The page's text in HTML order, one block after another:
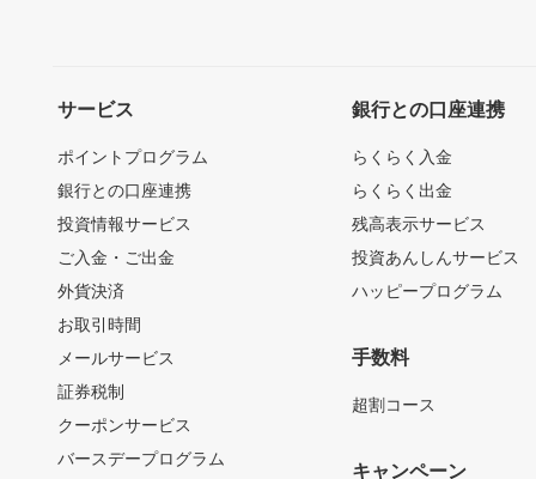
サービス
ポイントプログラム
銀行との口座連携
投資情報サービス
ご入金・ご出金
外貨決済
お取引時間
メールサービス
証券税制
クーポンサービス
バースデープログラム
銀行との口座連携
らくらく入金
らくらく出金
残高表示サービス
投資あんしんサービス
ハッピープログラム
手数料
超割コース
キャンペーン